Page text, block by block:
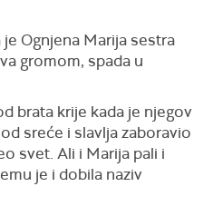
Ognjena Marija sestra
gromom, spada u
brata krije kada je njegov
sreće i slavlja zaboravio
svet. Ali i Marija pali i
je i dobila naziv